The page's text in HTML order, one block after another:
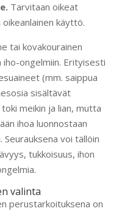
Tarvitaan oikeat
käyttö.
tai kovakourainen
ongelmiin. Erityisesti
(mm. saippua
sisältävät
meikin ja lian, mutta
ihoa luonnostaan
Seurauksena voi tällöin
tukkoisuus, ihon
valinta
perustarkoituksena on